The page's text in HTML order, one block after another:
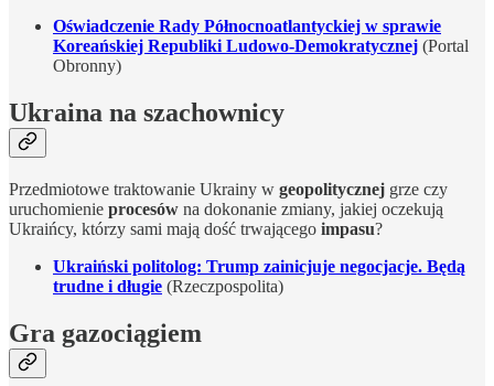
Oświadczenie Rady Północnoatlantyckiej w sprawie
Koreańskiej Republiki Ludowo-Demokratycznej (Portal
Obronny)
Ukraina na szachownicy
Przedmiotowe traktowanie Ukrainy w geopolitycznej grze czy
uruchomienie procesów na dokonanie zmiany, jakiej oczekują
Ukraińcy, którzy sami mają dość trwającego impasu?
Ukraiński politolog: Trump zainicjuje negocjacje. Będą
trudne i długie (Rzeczpospolita)
Gra gazociągiem